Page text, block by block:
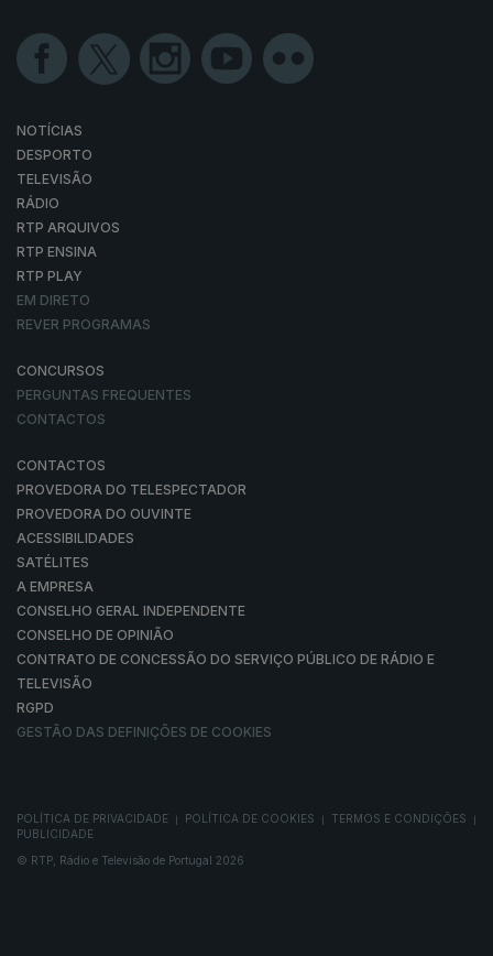
NOTÍCIAS
DESPORTO
TELEVISÃO
RÁDIO
RTP ARQUIVOS
RTP ENSINA
RTP PLAY
EM DIRETO
REVER PROGRAMAS
CONCURSOS
PERGUNTAS FREQUENTES
CONTACTOS
CONTACTOS
PROVEDORA DO TELESPECTADOR
PROVEDORA DO OUVINTE
ACESSIBILIDADES
SATÉLITES
A EMPRESA
CONSELHO GERAL INDEPENDENTE
CONSELHO DE OPINIÃO
CONTRATO DE CONCESSÃO DO SERVIÇO PÚBLICO DE RÁDIO E
TELEVISÃO
RGPD
GESTÃO DAS DEFINIÇÕES DE COOKIES
POLÍTICA DE PRIVACIDADE POLÍTICA DE COOKIES TERMOS E CONDIÇÕES
PUBLICIDADE
© RTP, Rádio e Televisão de Portugal 2026